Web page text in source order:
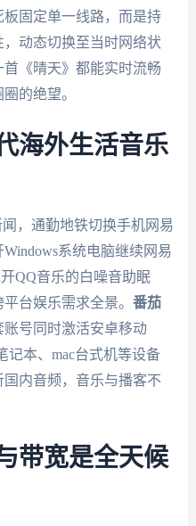
固定单一线路，而是持
动态切换至当时网络状
《晴天》都能实时流畅
的绝望。
海外生活音乐
，通勤地铁切换手机网易
系统电脑继续网易
QQ音乐的白噪音助眠
台娱乐需求全景。 番茄
号同时激活安卓移动
记本、mac台式机等设备
内音频，音乐与播客不
带宽是全天候